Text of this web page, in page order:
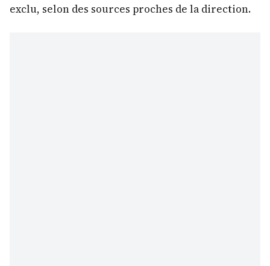
exclu, selon des sources proches de la direction.